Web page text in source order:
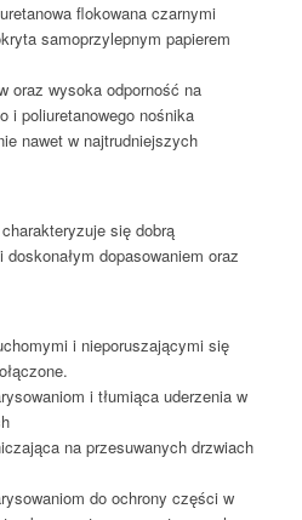
flokowana czarnymi
samoprzylepnym papierem
oraz wysoka odporność na
i poliuretanowego nośnika
nawet w najtrudniejszych
się dobrą
dopasowaniem oraz
i nieporuszającymi się
i tłumiąca uderzenia w
na przesuwanych drzwiach
do ochrony części w